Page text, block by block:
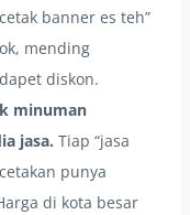
banner es teh”
mending
diskon.
minuman
jasa. Tiap “jasa
punya
di kota besar